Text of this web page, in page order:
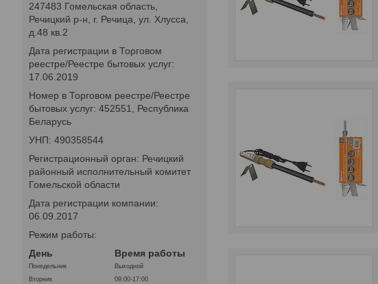
247483 Гомельская область,
Речицкий р-н, г. Речица, ул. Хлусса,
д.48 кв.2
Дата регистрации в Торговом
реестре/Реестре бытовых услуг:
17.06.2019
Номер в Торговом реестре/Реестре
бытовых услуг: 452551, Республика
Беларусь
УНП: 490358544
Регистрационный орган: Речицкий
районный исполнительный комитет
Гомельской области
Дата регистрации компании:
06.09.2017
Режим работы:
День
Время работы
Понедельник
Выходной
Вторник
09:00-17:00